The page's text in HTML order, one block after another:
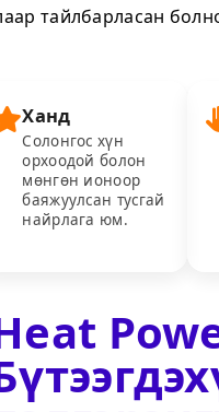
тайлбарласан
Ханд
Солонгос хүн
орхоодой болон
мөнгөн ионоор
баяжуулсан тусгай
найрлага юм.